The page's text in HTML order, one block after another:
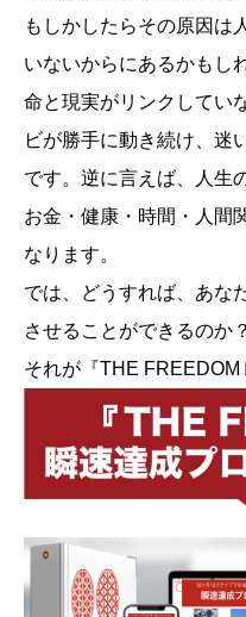
もしかしたらその原因は
いないからにあるかもし
命と現実がリンクしてい
ビが勝手に動き続け、迷
です。逆に言えば、人生
お金・健康・時間・人間
なります。
では、どうすれば、あな
させることができるのか？
それが『THE FREEDOM